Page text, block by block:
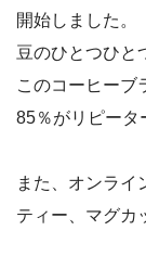
開始しました。
豆のひとつひと
このコーヒーブ
85％がリピータ
また、オンライ
ティー、マグカ